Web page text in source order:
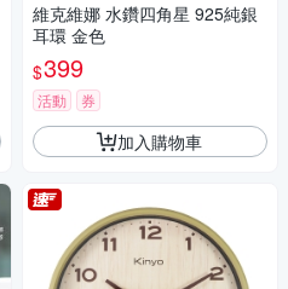
維克維娜 水鑽四角星 925純銀
耳環 金色
$399
活動 券
加入購物車